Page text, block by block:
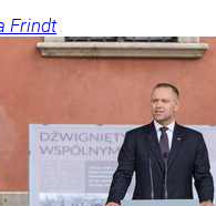
Frindt